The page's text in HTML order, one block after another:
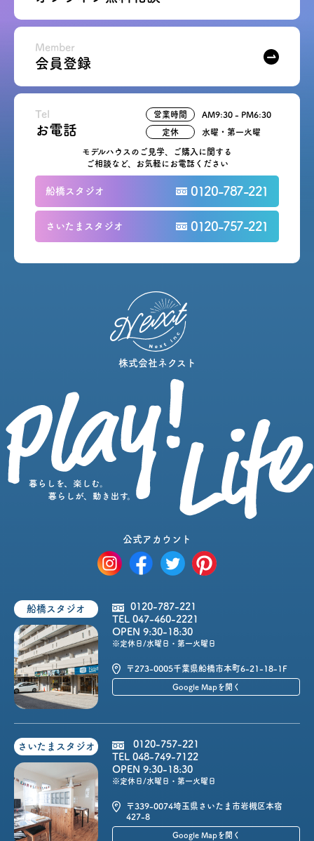
会員登録
Member
Tel
お電話
モデルハウスのご見学、ご購入に関する
ご相談など、お気軽にお電話ください
船橋スタジオ 0120-787-221
さいたまスタジオ 0120-757-221
営業時間 AM9:30 - PM6:30
定休 水曜・第一火曜
株式会社ネクスト
公式アカウント
船橋スタジオ
0120-787-221
TEL 047-460-2221
OPEN 9:30-18:30
※定休日/水曜日・第一火曜日
〒273-0005千葉県船橋市本町6-21-18-1F
Google Mapを開く
さいたまスタジオ
0120-757-221
TEL 048-749-7122
OPEN 9:30-18:30
※定休日/水曜日・第一火曜日
〒339-0074埼玉県さいたま市岩槻区本宿
427-8
Google Mapを開く